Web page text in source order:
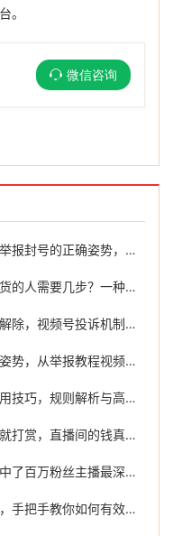
。
微信咨询
姿势，关键时刻能派上用场
正在被明码标价的直播间处刑艺术
，会被封号吗？如何保障账号安全？
专门举报小红书笔记，小红书维权新姿势，从举报教程视频，到专业团队护航
快手怎么让人封号，快手账号快速禁用技巧，规则解析与高效举报指南
给主播转账了可以告他了，一言不合就打赏，直播间的钱真的覆水难收吗？关键看这一点
主播怕什么举报，一封神秘邮件，戳中了百万粉丝主播最深的恐惧
怎样向快手平台投诉客服，维权有门，手把手教你如何有效投诉快手平台的侵权内容